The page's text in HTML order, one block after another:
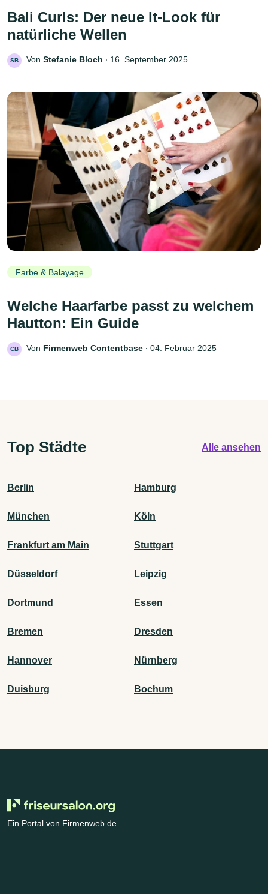
Bali Curls: Der neue It-Look für
natürliche Wellen
SB Von Stefanie Bloch ‧ 16. September 2025
Farbe & Balayage
Welche Haarfarbe passt zu welchem
Hautton: Ein Guide
CB Von Firmenweb Contentbase ‧ 04. Februar 2025
Top Städte Alle ansehen
Berlin Hamburg
München Köln
Frankfurt am Main Stuttgart
Düsseldorf Leipzig
Dortmund Essen
Bremen Dresden
Hannover Nürnberg
Duisburg Bochum
Ein Portal von Firmenweb.de